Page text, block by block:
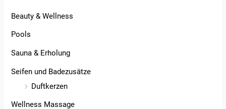
Beauty & Wellness
Pools
Sauna & Erholung
Seifen und Badezusätze
Duftkerzen
Wellness Massage